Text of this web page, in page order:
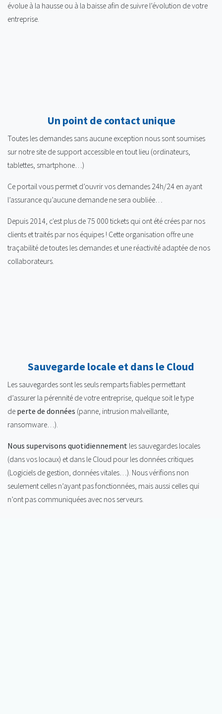
évolue à la hausse ou à la baisse afin de suivre l’évolution de votre
entreprise.
Un point de contact unique
Toutes les demandes sans aucune exception nous sont soumises
sur notre site de support accessible en tout lieu (ordinateurs,
tablettes, smartphone…)
Ce portail vous permet d’ouvrir vos demandes 24h/24 en ayant
l’assurance qu’aucune demande ne sera oubliée…
Depuis 2014, c'est plus de 75 000 tickets qui ont été crées par nos
clients et traités par nos équipes ! Cette organisation offre une
traçabilité de toutes les demandes et une réactivité adaptée de nos
collaborateurs.
Sauvegarde locale et dans le Cloud
Les sauvegardes sont les seuls remparts fiables permettant
d’assurer la pérennité de votre entreprise, quelque soit le type
de perte de données (panne, intrusion malveillante,
ransomware…).
Nous supervisons quotidiennement les sauvegardes locales
(dans vos locaux) et dans le Cloud pour les données critiques
(Logiciels de gestion, données vitales…). Nous vérifions non
seulement celles n’ayant pas fonctionnées, mais aussi celles qui
n’ont pas communiquées avec nos serveurs.